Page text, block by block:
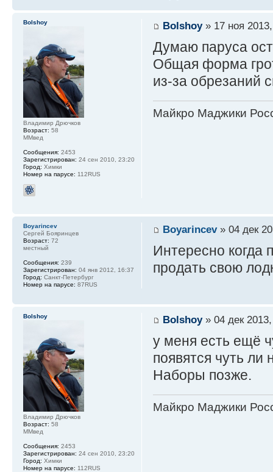
Bolshoy» 17 ноя
Думаю паруса
Общая форма
из-за обрезаний
Майкро Маджики
Bolshoy
Владимир Дрючков
Возраст: 58
ММвед
Сообщения: 2453
Зарегистрирован: 24 сен 2010, 23:20
Город: Химки
Номер на парусе: 112RUS
Boyarincev» 04 дек
Интересно когда
продать свою
Boyarincev
Сергей Бояринцев
Возраст: 72
местный
Сообщения: 239
Зарегистрирован: 04 янв 2012, 16:37
Город: Санкт-Петербург
Номер на парусе: 87RUS
Bolshoy» 04 дек
у меня есть ещё
появятся чуть
Наборы позже.
Майкро Маджики
Bolshoy
Владимир Дрючков
Возраст: 58
ММвед
Сообщения: 2453
Зарегистрирован: 24 сен 2010, 23:20
Город: Химки
Номер на парусе: 112RUS